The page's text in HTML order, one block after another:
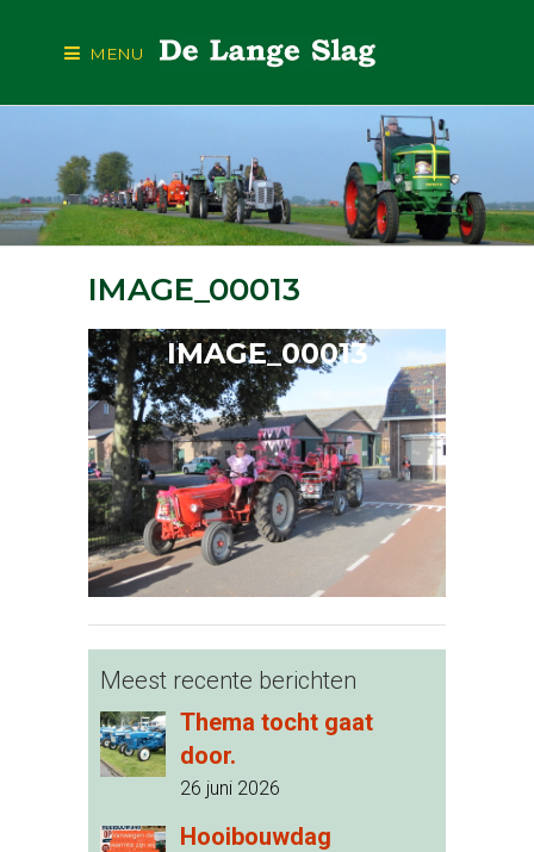
MENU
IMAGE_00013
IMAGE_00013
Meest recente berichten
Thema tocht gaat
door.
26 juni 2026
Hooibouwdag